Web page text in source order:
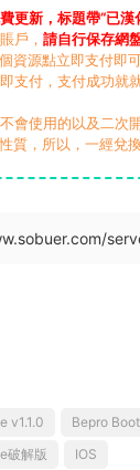
更新，标題帶“已
戶， 請自行保存網
資源點立即支付即
支付，支付成功就
會使用的以及二次
質，所以，一經兌
v1.1.0 Bepro
破解版
IOS